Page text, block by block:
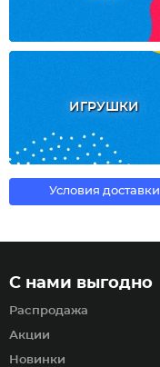
ИГРУШКИ
Условия доставки
С нами выгодно
Распродажа
Акции
Новинки